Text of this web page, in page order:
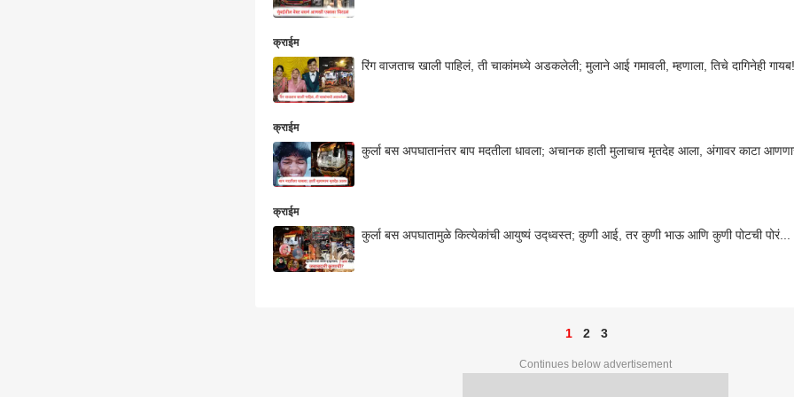
क्राईम
रिंग वाजताच खाली पाहिलं, ती चाकांमध्ये अडकलेली; मुलाने आई गमावली, म्हणाला, तिचे दागिनेही गायब!
क्राईम
कुर्ला बस अपघातानंतर बाप मदतीला धावला; अचानक हाती मुलाचाच मृतदेह आला, अंगावर काटा
क्राईम
कुर्ला बस अपघातामुळे कित्येकांची आयुष्यं उद्ध्वस्त; कुणी आई, तर कुणी भाऊ आणि कुणी पोटची पोरं...
1 2 3
Continues below advertisement